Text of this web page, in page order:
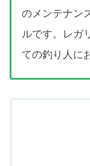
のメンテナン
ルです。レガ
ての釣り人に